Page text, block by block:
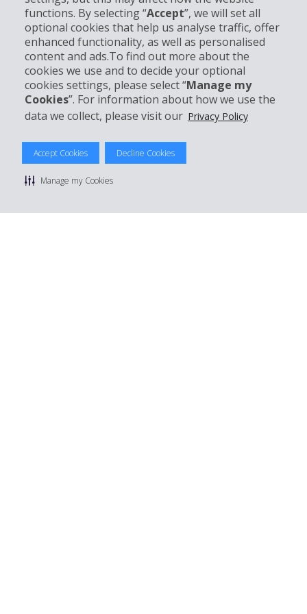
functions. By selecting “Accept”, we will set all
optional cookies that help us analyse traffic, offer
enhanced functionality, as well as personalised
content and ads.To find out more about the
cookies we use and to decide your optional
cookies settings, please select “Manage my
Cookies”. For information about how we use the
data we collect, please visit our Privacy Policy
Accept Cookies Decline Cookies
Manage my Cookies
Entreprise
Support client
Réserver avec Hertz
© 2026 The Hertz System, Inc.
Politique de confidentialité | Conditions d'utilisation du site
Conditions de location |